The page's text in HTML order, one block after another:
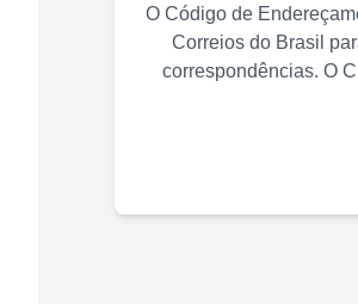
O Código de
Correios do Brasil
correspondências. O